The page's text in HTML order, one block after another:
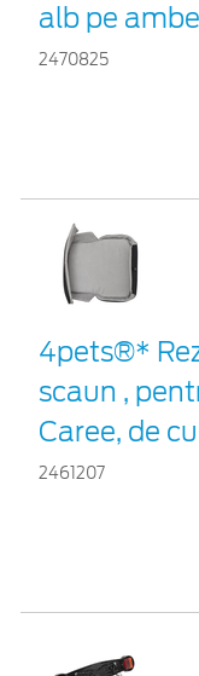
alb pe
2470825
4pets®*
scaun ,
Caree, de
2461207